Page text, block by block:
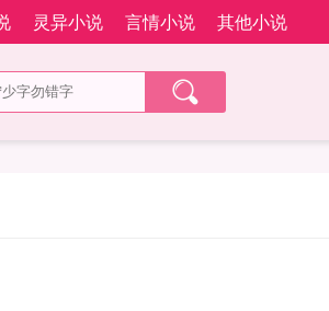
灵异小说 言情小说 其他小说